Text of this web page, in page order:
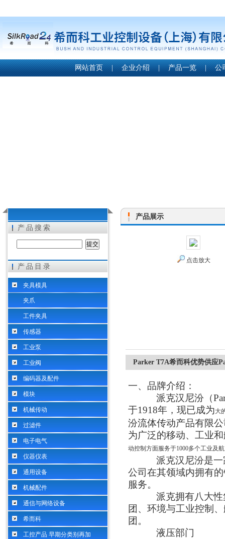
希而科工业控制设备（上海）有限公司
网站首页 | 企业介绍 | 产品一览 | 公
产品搜索
产品目录
夹具模具
夹爪
工件夹具
传感器
工业泵
工业阀
编码器及配件
模块
机械传动
过滤件
电子电气
仪器仪表
通用设备
机械配件
通信与网络设备
希而科
工控产品 早期分类别再加
产品展示
点击放大
Parker T7A希而科优势供应
一、品牌介绍 ：
派克汉尼汾（
于1918年，现已成为大
汾流体传动产品有限
为广泛的移动、工业
动控制方面服务于1000多个工业及
派克汉尼汾是
公司在其领域内拥有
服务。
派克拥有八大
团、环境与工业控制
团。
液压部门